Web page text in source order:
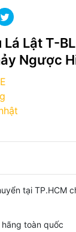
Lật T-
Ngược
tại TP.HCM
hãng toàn quốc